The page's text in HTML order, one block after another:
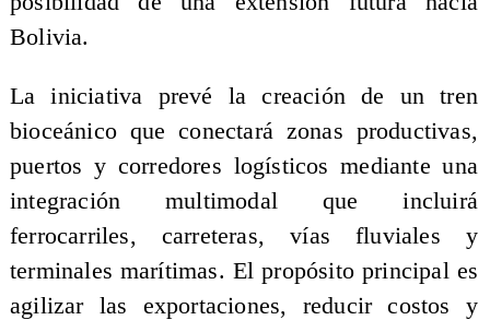
Bolivia.
La iniciativa prevé la creación de un tren
bioceánico que conectará zonas productivas,
puertos y corredores logísticos mediante una
integración multimodal que incluirá
ferrocarriles, carreteras, vías fluviales y
terminales marítimas. El propósito principal es
agilizar las exportaciones, reducir costos y